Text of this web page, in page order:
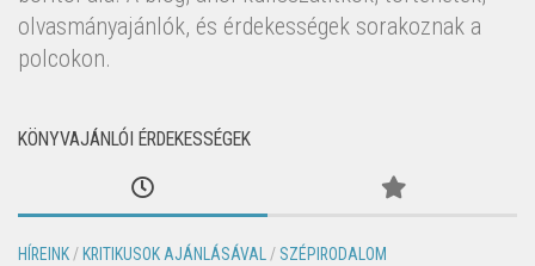
olvasmányajánlók, és érdekességek sorakoznak a
polcokon.
KÖNYVAJÁNLÓI ÉRDEKESSÉGEK
HÍREINK/ KRITIKUSOK AJÁNLÁSÁVAL/ SZÉPIRODALOM